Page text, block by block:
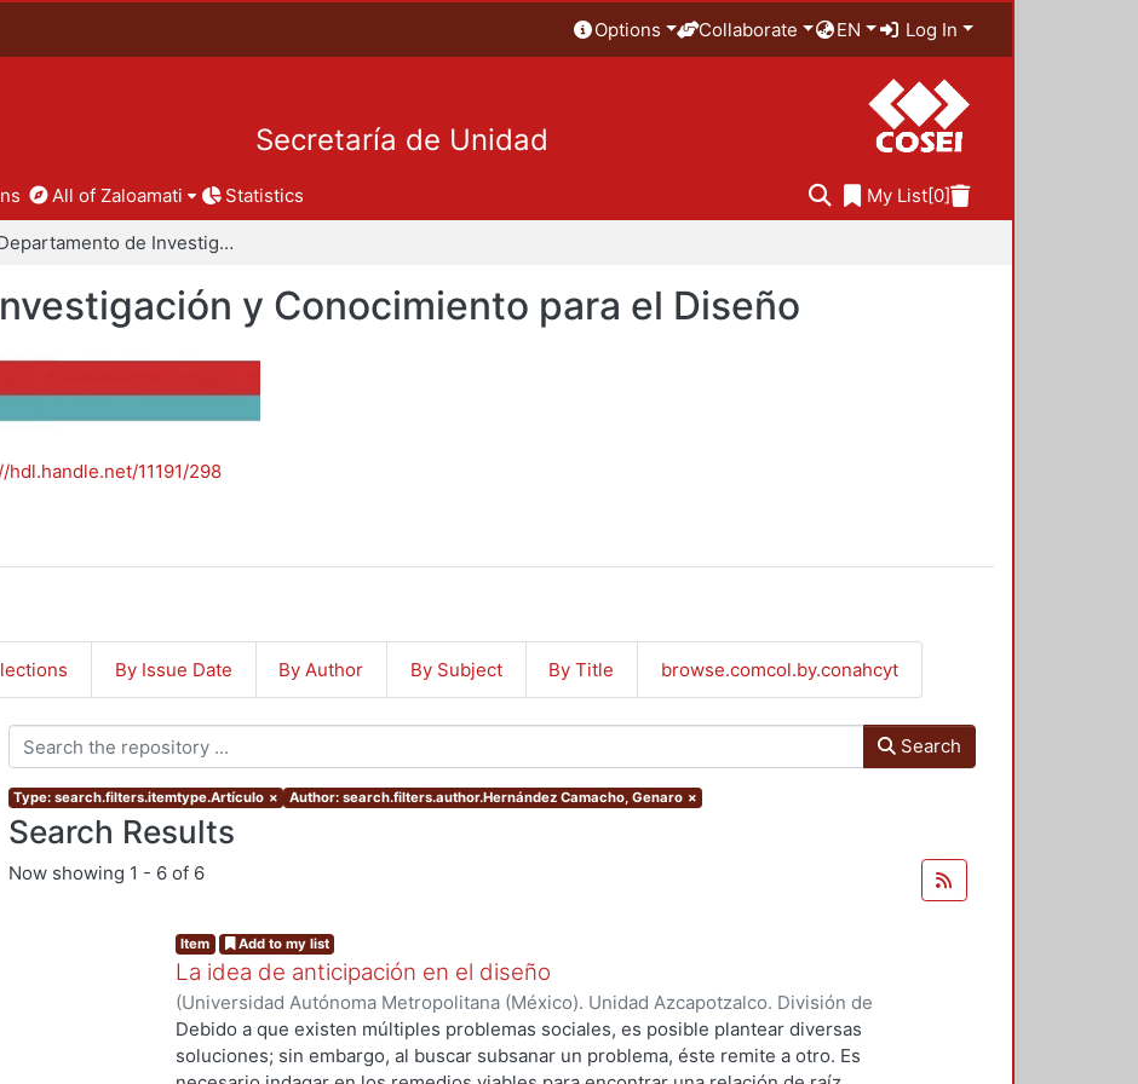
Options Collaborate EN Log In
Secretaría de Unidad
All of Zaloamati Statistics My List[0]
Departamento de Investigación y Conocimiento para el Diseño
y Conocimiento para el Diseño
hdl.handle.net/11191/298
By Issue Date By Author By Subject By Title browse.comcol.by.conahcyt
Search
Type: search.filters.itemtype.Artículo × Author: search.filters.author.Hernández Camacho, Genaro ×
Search Results
Now showing 1 - 6 of 6
Item Add to my list
La idea de anticipación en el diseño
(Universidad Autónoma Metropolitana (México). Unidad Azcapotzalco. División de
Ciencias y Artes para el Diseño.,2012)Hernández Camacho, Genaro
Debido a que existen múltiples problemas sociales, es posible plantear diversas
soluciones; sin embargo, al buscar subsanar un problema, éste remite a otro. Es